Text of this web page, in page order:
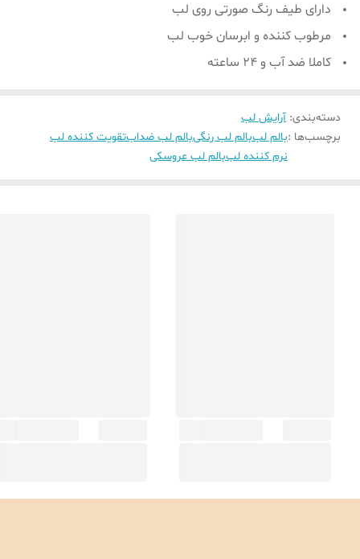
دارای طیف رنگ صورتی روی لب
مرطوب کننده و ابرسان خوب لب
کاملا ضد آب و 24 ساعته
دسته‌بندی: آرایش لب
برچسب‌ها :بالم لببالم لب رنگیبالم لب ضدابتقویت کننده لب
نرم کننده لببالم لب عروسکی